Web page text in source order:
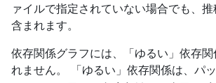
ァイルで指定されていない場合でも、
含まれます。
依存関係グラフには、「ゆるい」依存関
れません。 「ゆるい」依存関係は、パ